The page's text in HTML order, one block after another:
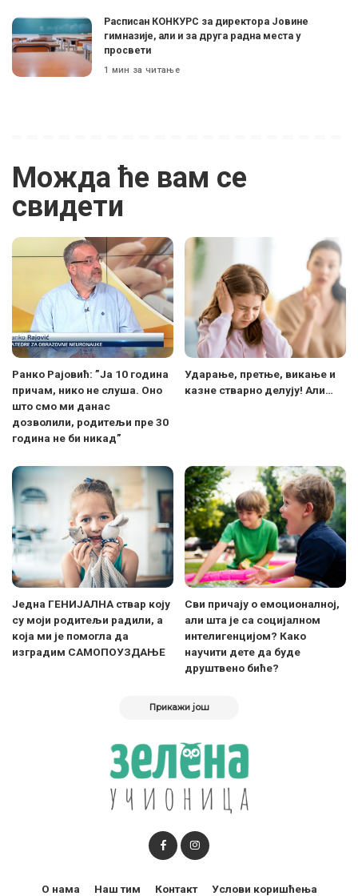
Расписан КОНКУРС за директора Јовине
гимназије, али и за друга радна места у
просвети
1 мин за читање
Можда ће вам се
свидети
Ранко Рајовић: ”Ја 10 година
причам, нико не слуша. Оно
што смо ми данас
дозволили, родитељи пре 30
година не би никад”
Ударање, претње, викање и
казне стварно делују! Али…
Једна ГЕНИЈАЛНА ствар коју
су моји родитељи радили, а
која ми је помогла да
изградим САМОПОУЗДАЊЕ
Сви причају о емоционалној,
али шта је са социјалном
интелигенцијом? Како
научити дете да буде
друштвено биће?
Прикажи још
О нама Наш тим Контакт Услови коришћења